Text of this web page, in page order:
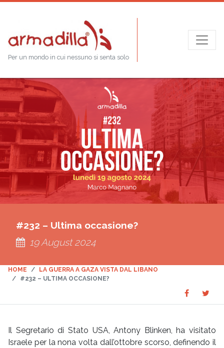
Per un mondo in cui nessuno si senta solo
#232 – Ultima occasione?
19 August 2024
HOME
LA GUERRA A GAZA VISTA DAL LIBANO
#232 – ULTIMA OCCASIONE?
Share
on
on
Il Segretario di Stato USA, Antony Blinken, ha visitato
Israele per la nona volta dall’ottobre scorso, definendo il